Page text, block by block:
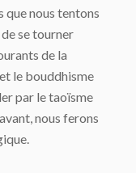
que nous tentons
de se tourner
de la
le bouddhisme
par le taoïsme
nous ferons